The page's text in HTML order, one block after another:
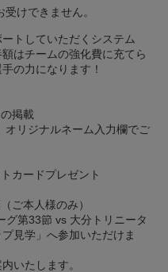
けできません。
トしていただくシステム
はチームの強化費に充てら
の力になります！
掲載
オリジナルネーム入力欄でご
カードプレゼント
ご本人様のみ）
グ第33節 vs 大分トリニータ
見学」へ参加いただけま
いたします。